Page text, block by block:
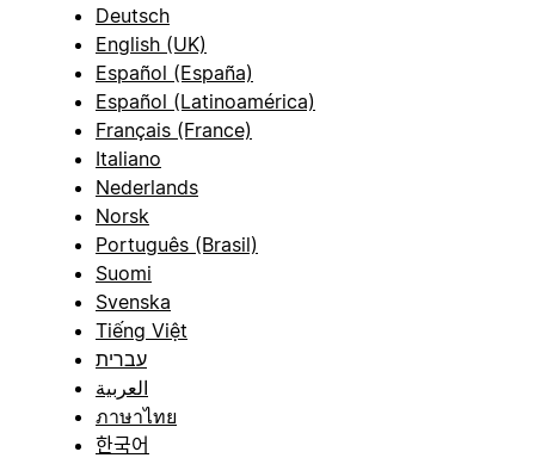
Deutsch
English (UK)
Español (España)
Español (Latinoamérica)
Français (France)
Italiano
Nederlands
Norsk
Português (Brasil)
Suomi
Svenska
Tiếng Việt
עברית
العربية
ภาษาไทย
한국어